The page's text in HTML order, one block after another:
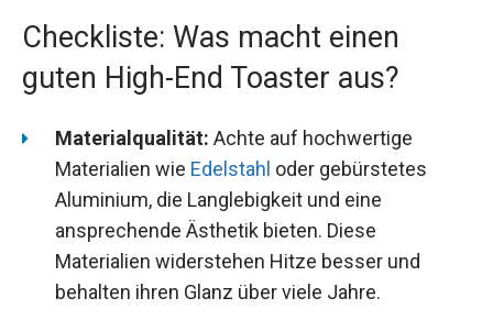
Checkliste: Was macht einen
guten High-End Toaster aus?
Materialqualität: Achte auf hochwertige
Materialien wie Edelstahl oder gebürstetes
Aluminium, die Langlebigkeit und eine
ansprechende Ästhetik bieten. Diese
Materialien widerstehen Hitze besser und
behalten ihren Glanz über viele Jahre.